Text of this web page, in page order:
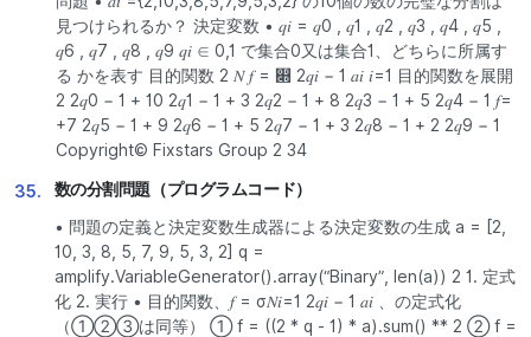
見つけられるか？ 決定変数 • 𝑞𝑖 = 𝑞0 , 𝑞1 , 𝑞2 , 𝑞3 , 𝑞4 , 𝑞5 ,
𝑞6 , 𝑞7 , 𝑞8 , 𝑞9 𝑞𝑖 ∈ 0,1 で集合0又は集合1、どちらに所属す
る かを表す 目的関数 2 𝑁 𝑓 = ෍ 2𝑞𝑖 − 1 𝑎𝑖 𝑖=1 目的関数を展開
2 2𝑞0 − 1 + 10 2𝑞1 − 1 + 3 2𝑞2 − 1 + 8 2𝑞3 − 1 + 5 2𝑞4 − 1 𝑓=
+7 2𝑞5 − 1 + 9 2𝑞6 − 1 + 5 2𝑞7 − 1 + 3 2𝑞8 − 1 + 2 2𝑞9 − 1
Copyright© Fixstars Group 2 34
35.
数の分割問題（プログラムコード）
• 問題の定義と決定変数生成器による決定変数の生成 a = [2,
10, 3, 8, 5, 7, 9, 5, 3, 2] q =
amplify.VariableGenerator().array(“Binary”, len(a)) 2 1. 定式
化 2. 実行 • 目的関数、𝑓 = σ𝑁𝑖=1 2𝑞𝑖 − 1 𝑎𝑖 、の定式化
（①②③は同等） ① f = ((2 * q - 1) * a).sum() ** 2 ② f =